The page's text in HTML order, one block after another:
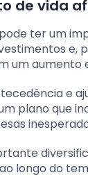
de vida
ter um
e,
um aumento
e
plano que
longo do